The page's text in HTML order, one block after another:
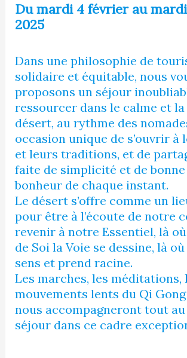
Du mardi 4 février au
2025
Dans une philosophie de
solidaire et équitable, nous
proposons un séjour
ressourcer dans le calme et
désert, au rythme des
occasion unique de s’ouvrir à
et leurs traditions, et de
faite de simplicité et de bonne
bonheur de chaque instant.
Le désert s’offre comme un
pour être à l’écoute de notre
revenir à notre Essentiel, là
de Soi la Voie se dessine, là
sens et prend racine.
Les marches, les méditations,
mouvements lents du Qi
nous accompagneront tout
séjour dans ce cadre